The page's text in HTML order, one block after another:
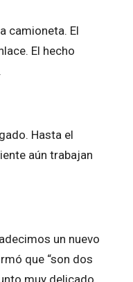
camioneta. El
El hecho
Hasta el
aún trabajan
un nuevo
que “son dos